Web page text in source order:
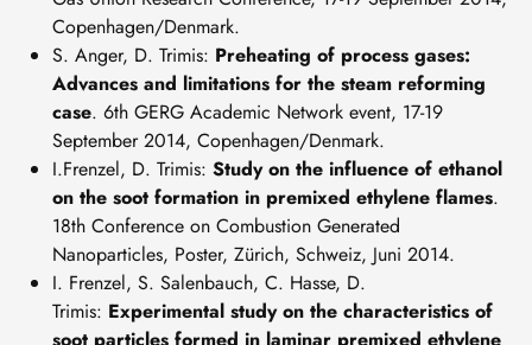
Copenhagen/Denmark.
S. Anger, D. Trimis: Preheating of process gases:
Advances and limitations for the steam reforming
case. 6th GERG Academic Network event, 17-19
September 2014, Copenhagen/Denmark.
I.Frenzel, D. Trimis: Study on the influence of ethanol
on the soot formation in premixed ethylene flames.
18th Conference on Combustion Generated
Nanoparticles, Poster, Zürich, Schweiz, Juni 2014.
I. Frenzel, S. Salenbauch, C. Hasse, D.
Trimis: Experimental study on the characteristics of